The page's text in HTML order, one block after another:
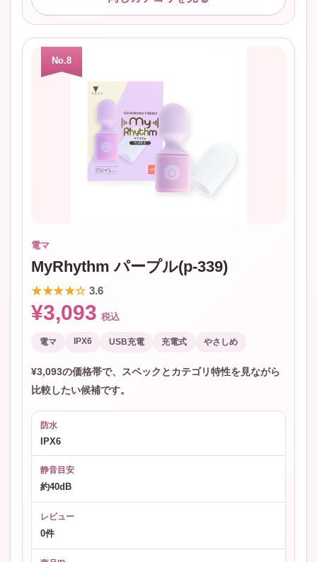
No.8
電マ
MyRhythm パープル(p-339)
★★★★☆ 3.6
¥3,093 税込
電マ IPX6 USB充電 充電式 やさしめ
¥3,093の価格帯で、スペックとカテゴリ特性を見ながら
比較したい候補です。
防水
IPX6
静音目安
約40dB
レビュー
0件